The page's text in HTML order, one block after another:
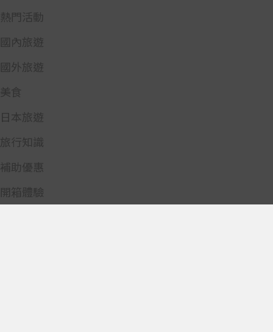
熱門活動
國內旅遊
國外旅遊
美食
日本旅遊
旅行知識
補助優惠
開箱體驗